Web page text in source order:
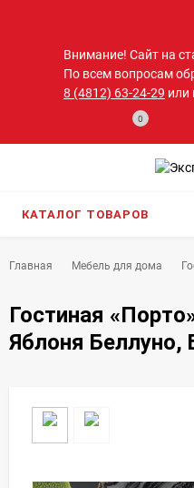
Внимание! Сайт на
По всем вопросам
8 (4812) 63-24-29 или
0
КАТАЛОГ ТОВАРОВ
Главная Мебель для дома
Гостиная
Яблоня Беллуно,